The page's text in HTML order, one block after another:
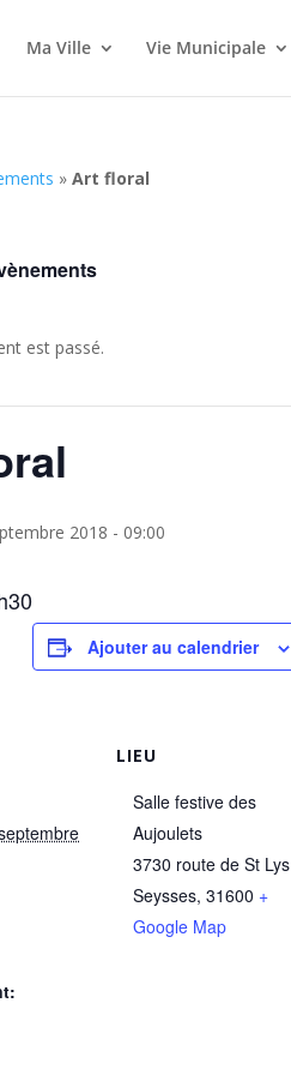
Ma Ville Vie Municipale
»Art floral
est passé.
2018 - 09:00
Ajouter au calendrier
LIEU
Salle festive des
Aujoulets
3730 route de St Lys
Seysses, 31600 +
Google Map